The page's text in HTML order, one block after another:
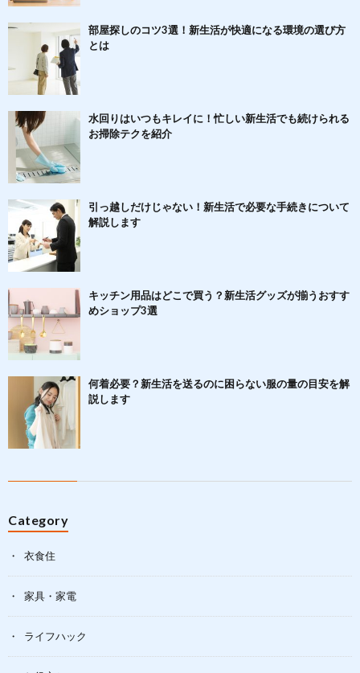
部屋探しのコツ3選！新生活が快適になる環境の選び方
とは
水回りはいつもキレイに！忙しい新生活でも続けられる
お掃除テクを紹介
引っ越しだけじゃない！新生活で必要な手続きについて
解説します
キッチン用品はどこで買う？新生活グッズが揃うおすす
めショップ3選
何着必要？新生活を送るのに困らない服の量の目安を解
説します
Category
衣食住
家具・家電
ライフハック